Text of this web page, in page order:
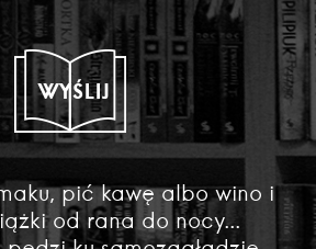
WYŚLIJ
pić kawę albo wino i
od rana do nocy...